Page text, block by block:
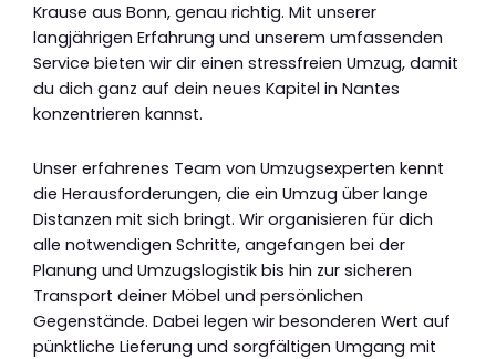
Krause aus Bonn, genau richtig. Mit unserer
langjährigen Erfahrung und unserem umfassenden
Service bieten wir dir einen stressfreien Umzug, damit
du dich ganz auf dein neues Kapitel in Nantes
konzentrieren kannst.
Unser erfahrenes Team von Umzugsexperten kennt
die Herausforderungen, die ein Umzug über lange
Distanzen mit sich bringt. Wir organisieren für dich
alle notwendigen Schritte, angefangen bei der
Planung und Umzugslogistik bis hin zur sicheren
Transport deiner Möbel und persönlichen
Gegenstände. Dabei legen wir besonderen Wert auf
pünktliche Lieferung und sorgfältigen Umgang mit